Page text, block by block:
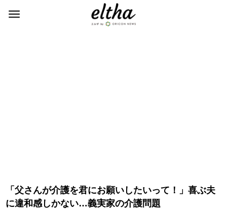
「父さんが介護を君にお願いしたいって！」喜ぶ夫
に違和感しかない…義実家の介護問題